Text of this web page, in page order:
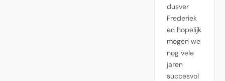
dusver
Frederiek
en hopelijk
mogen we
nog vele
jaren
succesvol